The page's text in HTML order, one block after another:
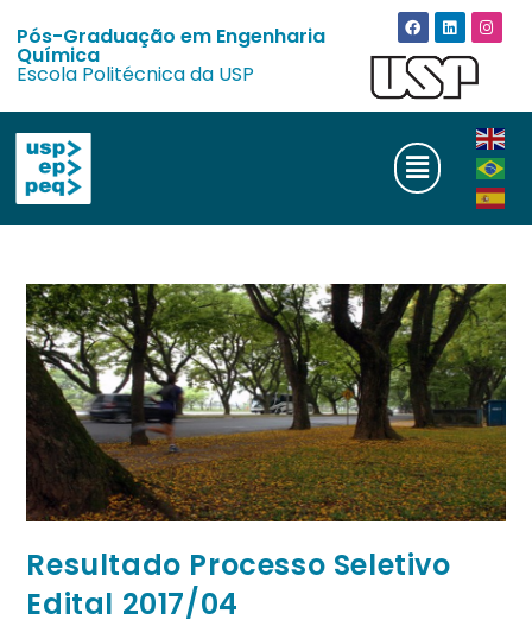
Pós-Graduação em Engenharia
Química
Escola Politécnica da USP
Resultado Processo Seletivo
Edital 2017/04